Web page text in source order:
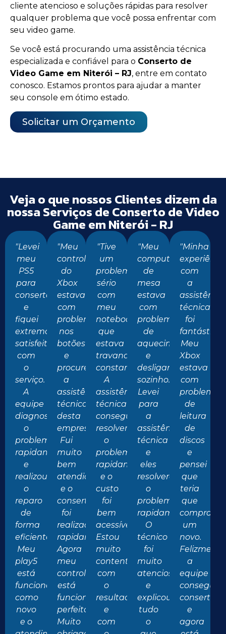
cliente atencioso e soluções rápidas para resolver
qualquer problema que você possa enfrentar com
seu video game.
Se você está procurando uma assistência técnica
especializada e confiável para o Conserto de
Video Game em Niterói – RJ, entre em contato
conosco. Estamos prontos para ajudar a manter
seu console em ótimo estado.
Solicitar um Orçamento
Veja o que nossos Clientes dizem da
nossa Serviços de Conserto de Video
Game em Niterói - RJ
"Levei
meu
PS5
para
conserto
e
fiquei
extremamente
satisfeito
com
o
serviço.
A
equipe
diagnosticou
o
problema
rapidamente
e
realizou
o
reparo
de
forma
eficiente.
Meu
play5
está
funcionando
como
novo
e o
"Meu
controle
do
Xbox
estava
com
problemas
nos
botões
e
procurei
a
assistência
técnica
desta
empresa.
Fui
muito
bem
atendido
e o
conserto
foi
realizado
rapidamente.
Agora
meu
controle
está
funcionando
perfeitamente.
Muito
"Tive
um
problema
sério
com
meu
notebook
que
estava
travando
constantemente.
A
assistência
técnica
conseguiu
resolver
o
problema
rapidamente
e o
custo
foi
bem
acessível.
Estou
muito
contente
com
o
resultado
e
com
"Meu
computador
de
mesa
estava
com
problemas
de
aquecimento
e
desligando
sozinho.
Levei
para
a
assistência
técnica
e
eles
resolveram
o
problema
rapidamente.
O
técnico
foi
muito
atencioso
e
explicou
tudo
o
"Minha
com
a
assistência
técnica
foi
fantástica.
Meu
Xbox
estava
com
problemas
de
leitura
de
discos
e
pensei
que
teria
que
comprar
um
novo.
a
equipe
conseguiu
consertar
e
agora